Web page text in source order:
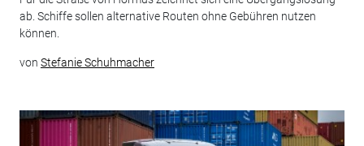
ab. Schiffe sollen alternative Routen ohne Gebühren nutzen
können.
von Stefanie Schuhmacher